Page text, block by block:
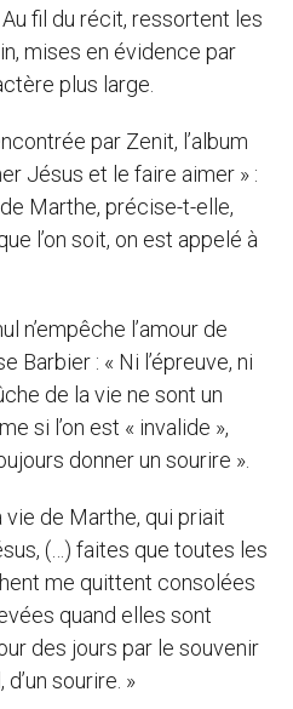
fil du récit, ressortent les
mises en évidence par
plus large.
par Zenit, l’album
Jésus et le faire aimer » :
Marthe, précise-t-elle,
l’on soit, on est appelé à
n’empêche l’amour de
Barbier : « Ni l’épreuve, ni
de la vie ne sont un
si l’on est « invalide »,
donner un sourire ».
de Marthe, qui priait
(…) faites que toutes les
me quittent consolées
quand elles sont
des jours par le souvenir
d’un sourire. »